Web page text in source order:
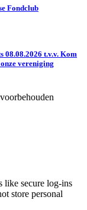
Fondclub
08.08.2026 t.v.v. Kom
vereniging
like secure log-ins
store personal